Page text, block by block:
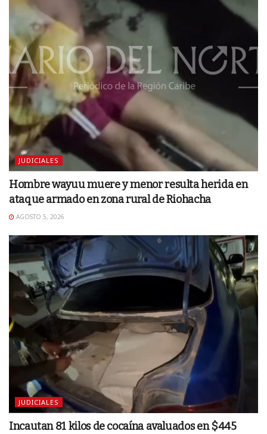
JUDICIALES
Hombre wayuu muere y menor resulta herida en
ataque armado en zona rural de Riohacha
AGOSTO 5, 2026
JUDICIALES
Incautan 81 kilos de cocaína avaluados en $445